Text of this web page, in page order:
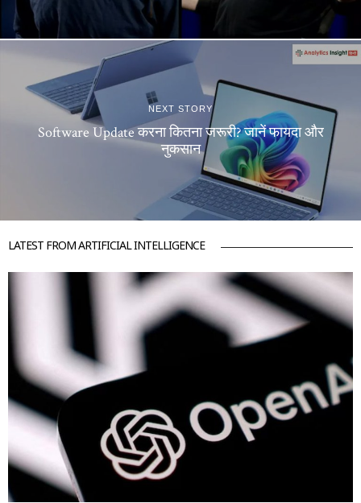
NEXT STORY
Software Update करना कितना जरूरी? जानें फायदा और
नुकसान
LATEST FROM ARTIFICIAL INTELLIGENCE